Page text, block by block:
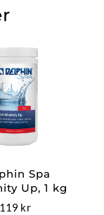
Spa
Up, 1 kg
119 kr